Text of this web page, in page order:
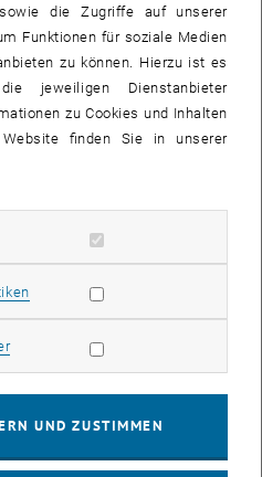
die Zugriffe auf unserer
Funktionen für soziale Medien
zu können. Hierzu ist es
jeweiligen Dienstanbieter
zu Cookies und Inhalten
finden Sie in unserer
Cookies zulassen
Statistik Cookies zulassen
Marketing Cookies zulassen
UND ZUSTIMMEN